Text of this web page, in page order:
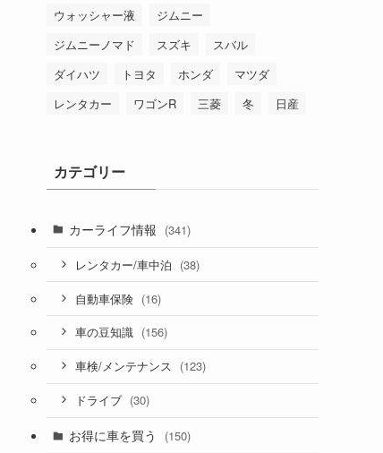
ウォッシャー液
ジムニー
ジムニーノマド
スズキ
スバル
ダイハツ
トヨタ ホンダ
マツダ
レンタカー
ワゴンR 三菱 冬 日産
カテゴリー
カーライフ情報 (341)
レンタカー/車中泊 (38)
自動車保険 (16)
車の豆知識 (156)
車検/メンテナンス (123)
ドライブ (30)
お得に車を買う (150)